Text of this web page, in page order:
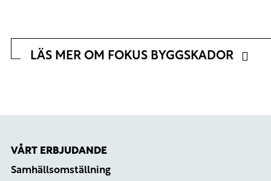
LÄS MER OM FOKUS BYGGSKADOR
VÅRT ERBJUDANDE
Samhällsomställning